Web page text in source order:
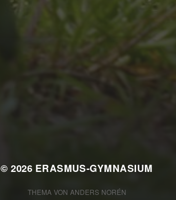
2025/2026
© 2026 ERASMUS-GYMNASIUM
THEMA VON ANDERS NORÉN